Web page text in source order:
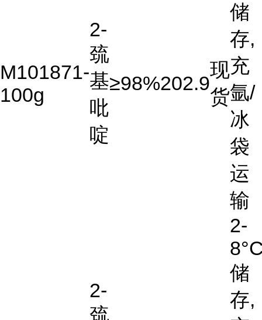
M101871-
100g
2-
巯
基
吡
啶
≥98%202.9
现
货
储
存,
充
氩/
冰
袋
运
输
2-
巯
2-
储
存,